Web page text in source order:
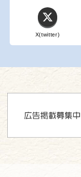
X(twitter)